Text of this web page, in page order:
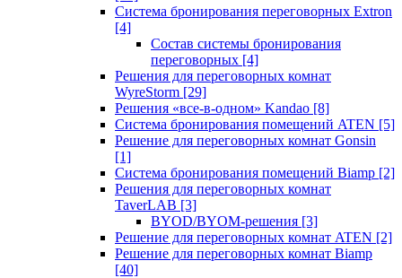
Система бронирования переговорных Extron
[4]
Состав системы бронирования
переговорных [4]
Решения для переговорных комнат
WyreStorm [29]
Решения «все-в-одном» Kandao [8]
Система бронирования помещений ATEN [5]
Решение для переговорных комнат Gonsin
[1]
Система бронирования помещений Biamp [2]
Решения для переговорных комнат
TaverLAB [3]
BYOD/BYOM-решения [3]
Решение для переговорных комнат ATEN [2]
Решение для переговорных комнат Biamp
[40]